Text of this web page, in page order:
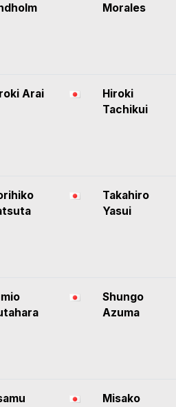
Morales
Arai
Hiroki
Tachikui
Takahiro
Yasui
Shungo
Azuma
Misako